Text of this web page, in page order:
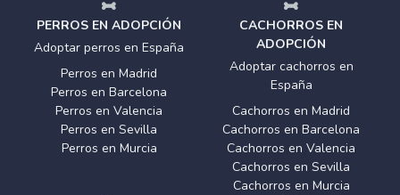
PERROS EN ADOPCIÓN
Adoptar perros en España
Perros en Madrid
Perros en Barcelona
Perros en Valencia
Perros en Sevilla
Perros en Murcia
CACHORROS EN
ADOPCIÓN
Adoptar cachorros en
España
Cachorros en Madrid
Cachorros en Barcelona
Cachorros en Valencia
Cachorros en Sevilla
Cachorros en Murcia